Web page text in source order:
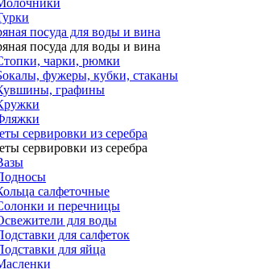
посуда для воды и вина
посуда для воды и вина
чарки, рюмки
фужеры, кубки, стаканы
графины
сервировки из серебра
сервировки из серебра
салфеточные
и перечницы
для воды
для салфеток
для яйца